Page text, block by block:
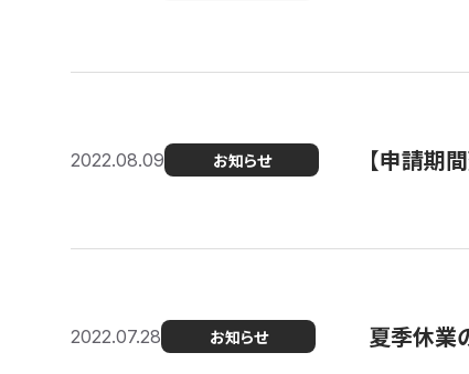
2022.08.09 お知らせ 【申請期
2022.07.28 お知らせ 夏季休業